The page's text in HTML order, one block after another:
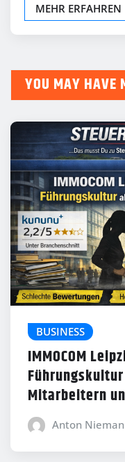
MEHR ERFAHREN
YOU MAY HAVE
BUSINESS
IMMOCOM
Mitarbeitern
Anton